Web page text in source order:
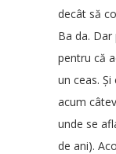
decât să
Ba da.
pentru că
un ceas.
acum
unde se
de ani).